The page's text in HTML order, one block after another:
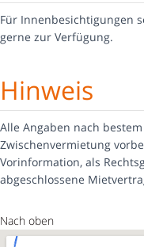
Für Innenbesichtigungen
gerne zur Verfügung.
Hinweis
Alle Angaben nach
Zwischenvermietung
Vorinformation, als
abgeschlossene
Nach oben